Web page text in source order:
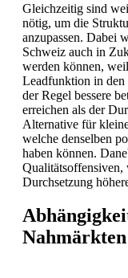
Gleichzeitig sind
nötig, um die
anzupassen. Dabei
Schweiz auch in
werden können,
Leadfunktion in den
der Regel bessere
erreichen als der
Alternative für
welche denselben
haben können.
Qualitätsoffensiven,
Durchsetzung
Nahmärkten